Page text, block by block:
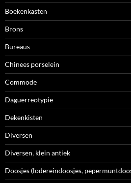
Boekenkasten
Brons
Bureaus
Chinees porselein
Commode
Daguerreotypie
Dekenkisten
Diversen
Diversen, klein antiek
Doosjes (lodereindoosjes,